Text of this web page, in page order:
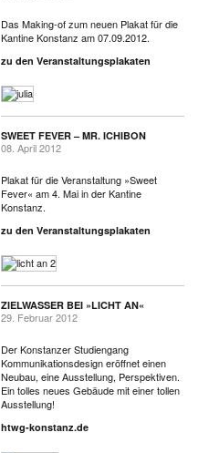
Das Making-of zum neuen Plakat für die
Kantine Konstanz am 07.09.2012.
zu den Veranstaltungsplakaten
SWEET FEVER – MR. ICHIBON
08. April 2012
Plakat für die Veranstaltung »Sweet
Fever« am 4. Mai in der Kantine
Konstanz.
zu den Veranstaltungsplakaten
ZIELWASSER BEI »LICHT AN«
29. Februar 2012
Der Konstanzer Studiengang
Kommunikationsdesign eröffnet einen
Neubau, eine Ausstellung, Perspektiven.
Ein tolles neues Gebäude mit einer tollen
Ausstellung!
htwg-konstanz.de